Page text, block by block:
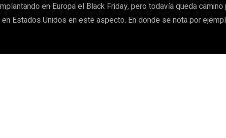
en Europa el Black Friday, pero todavía queda camino
Estados Unidos en este aspecto. En donde se nota por